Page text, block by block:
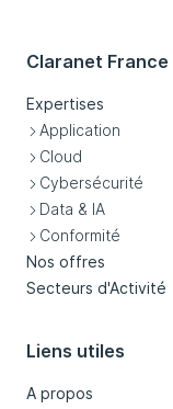
Claranet France
Expertises
Application
Cloud
Cybersécurité
Data & IA
Conformité
Nos offres
Secteurs d'Activité
Liens utiles
A propos